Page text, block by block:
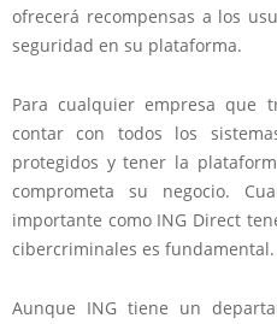
ofrecerá recompensas a los
seguridad en su plataforma.
Para cualquier empresa que
contar con todos los
protegidos y tener la
comprometa su negocio.
importante como ING Direct
cibercriminales es fundamental.
Aunque ING tiene un